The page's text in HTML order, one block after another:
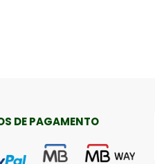
DE PAGAMENTO